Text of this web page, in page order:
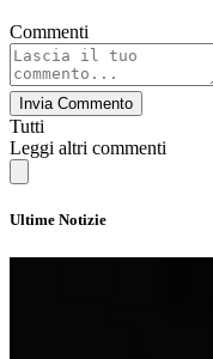
Commenti
Invia Commento
Tutti
Leggi altri commenti
Ultime Notizie